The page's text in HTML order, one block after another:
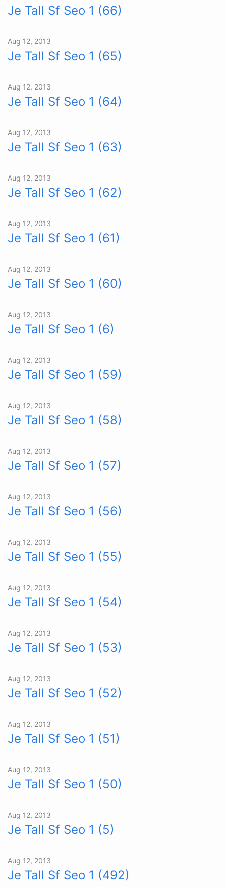
Je Tall Sf Seo 1 (66)
Aug 12, 2013
Je Tall Sf Seo 1 (65)
Aug 12, 2013
Je Tall Sf Seo 1 (64)
Aug 12, 2013
Je Tall Sf Seo 1 (63)
Aug 12, 2013
Je Tall Sf Seo 1 (62)
Aug 12, 2013
Je Tall Sf Seo 1 (61)
Aug 12, 2013
Je Tall Sf Seo 1 (60)
Aug 12, 2013
Je Tall Sf Seo 1 (6)
Aug 12, 2013
Je Tall Sf Seo 1 (59)
Aug 12, 2013
Je Tall Sf Seo 1 (58)
Aug 12, 2013
Je Tall Sf Seo 1 (57)
Aug 12, 2013
Je Tall Sf Seo 1 (56)
Aug 12, 2013
Je Tall Sf Seo 1 (55)
Aug 12, 2013
Je Tall Sf Seo 1 (54)
Aug 12, 2013
Je Tall Sf Seo 1 (53)
Aug 12, 2013
Je Tall Sf Seo 1 (52)
Aug 12, 2013
Je Tall Sf Seo 1 (51)
Aug 12, 2013
Je Tall Sf Seo 1 (50)
Aug 12, 2013
Je Tall Sf Seo 1 (5)
Aug 12, 2013
Je Tall Sf Seo 1 (492)